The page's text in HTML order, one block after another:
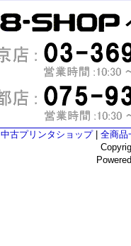
中古プリンタショップ| 全商品